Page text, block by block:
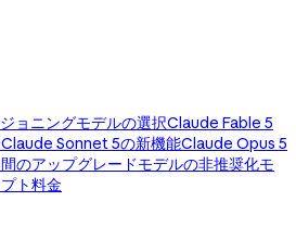
ョニングモデルの選択Claude Fable 5
Claude Sonnet 5の新機能Claude Opus 5
のアップグレードモデルの非推奨化モ
ト料金